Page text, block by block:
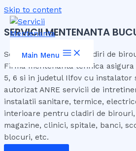
Skip to content
Main Menu
SERVICII MENTENANTA
Servicii mentenanta cladiri de
Firma mentenanta tehnica asigura
5, 6 si in judetul Ilfov cu instalator
autorizat ANRE servicii de
instalatii sanitare, termice,
interioare pentru cladiri de birouri,
magazine, clinici, spitale, banci,
blocuri, etc.